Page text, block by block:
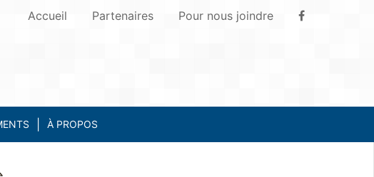
Accueil Partenaires Pour nous joindre
À PROPOS